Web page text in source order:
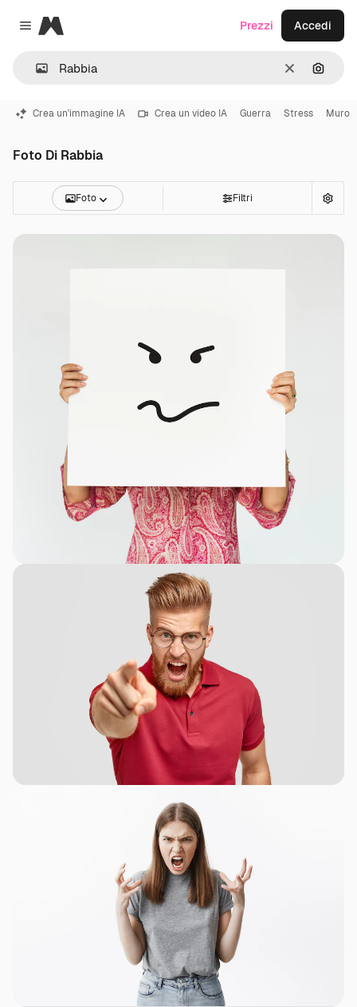
Close menu
Magnific
CancellaCerca
Prezzi Accedi
Crea un'immagine IA Crea un video IA Guerra Stress Muro
Foto Di Rabbia
Foto Filtri